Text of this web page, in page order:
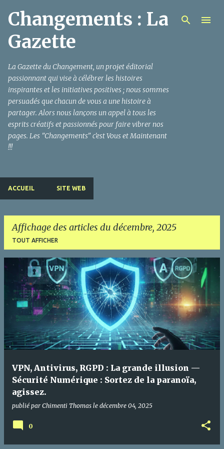
Accéder au contenu principal
Changements : La
Gazette
La Gazette du Changement, un projet éditorial
passionnant qui vise à célébrer les histoires
inspirantes et les initiatives positives ; nous sommes
persuadés que chacun de vous a une histoire à
partager. Alors nous lançons un appel à tous les
esprits créatifs et passionnés pour faire vibrer nos
pages. Les "Changements" c'est Vous et Maintenant
!!!
ACCUEIL SITE WEB
Affichage des articles du décembre, 2025
TOUT AFFICHER
r
VPN, Antivirus, RGPD : La grande illusion —
Sécurité Numérique : Sortez de la paranoïa,
agissez.
publié par Chimenti Thomas le décembre 04, 2025
0